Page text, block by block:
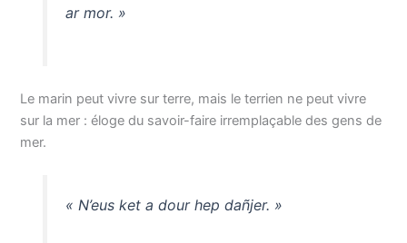
ar mor. »
Le marin peut vivre sur terre, mais le terrien ne peut vivre
sur la mer : éloge du savoir-faire irremplaçable des gens de
mer.
« N’eus ket a dour hep dañjer. »